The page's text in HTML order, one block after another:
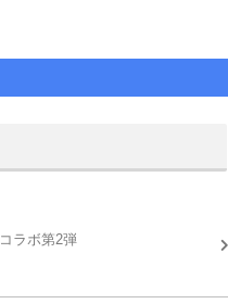
ラボ第2弾